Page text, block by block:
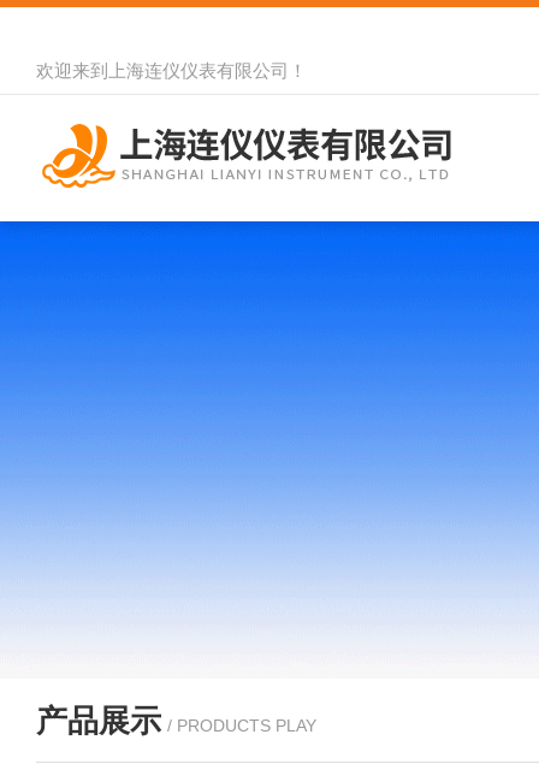
欢迎来到 上海连仪仪表有限公司 ！
产品展示 / PRODUCTS PLAY